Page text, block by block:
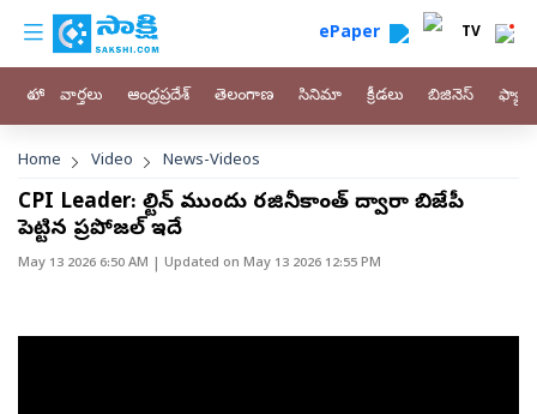
Skip to main content
custom menu ePaper TV
హోం వార్తలు ఆంధ్రప్రదేశ్ తెలంగాణ సినిమా క్రీడలు బిజినెస్
Breadcrumb
Home Video News-Videos
CPI Leader: స్టాలిన్ ముందు రజినీకాంత్ ద్వారా బిజేపీ
పెట్టిన ప్రపోజల్ ఇదే
May 13 2026 6:50 AM | Updated on May 13 2026 12:55 PM